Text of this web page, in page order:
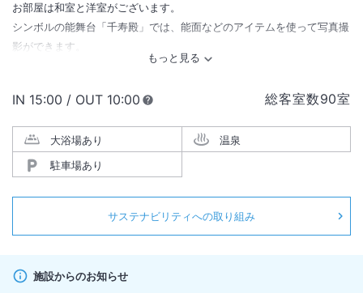
お部屋は和室と洋室がございます。
シンボルの能舞台「千寿殿」では、能面などのアイテムを使って写真撮
影ができます。
総客室数90室
IN チェックイン
15:00 / OUT チェックアウト
10:00
大浴場あり
温泉
駐車場あり
サステナビリティへの取り組み
施設からのお知らせ